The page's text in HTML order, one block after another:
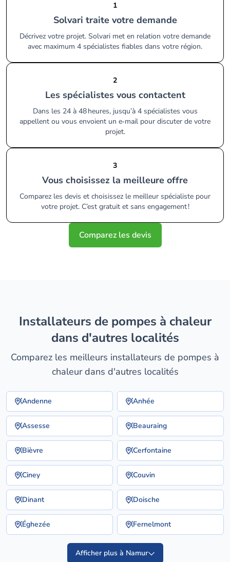
1
Solvari traite votre demande
Décrivez votre projet. Solvari met en relation votre demande
avec maximum 4 spécialistes fiables dans votre région.
2
Les spécialistes vous contactent
Dans les 24 à 48 heures, jusqu’à 4 spécialistes vous
appellent ou vous envoient un e‑mail pour discuter de votre
projet.
3
Vous choisissez la meilleure offre
Comparez les devis et choisissez le meilleur spécialiste pour
votre projet. C’est gratuit et sans engagement !
Comparez les devis
installateurs de pompes à chaleur
dans d'autres localités
Comparez les meilleurs installateurs de pompes à
chaleur dans d'autres localités
Andenne Anhée
Assesse Beauraing
Bièvre Cerfontaine
Ciney Couvin
Dinant Doische
Éghezée Fernelmont
Afficher plus à Namur